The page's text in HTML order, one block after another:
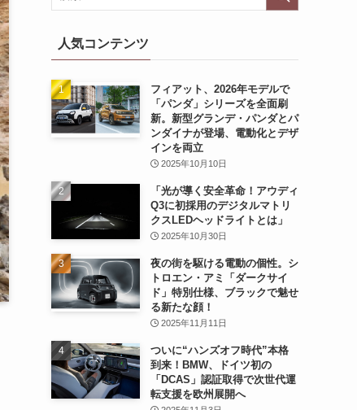
人気コンテンツ
フィアット、2026年モデルで
「パンダ」シリーズを全面刷
新。新型グランデ・パンダとパ
ンダイナが登場、電動化とデザ
インを両立
2025年10月10日
「光が導く安全革命！アウディ
Q3に初採用のデジタルマトリ
クスLEDヘッドライトとは」
2025年10月30日
夜の街を駆ける電動の個性。シ
トロエン・アミ「ダークサイ
ド」特別仕様、ブラックで魅せ
る新たな顔！
2025年11月11日
ついに“ハンズオフ時代”本格
到来！BMW、ドイツ初の
「DCAS」認証取得で次世代運
転支援を欧州展開へ